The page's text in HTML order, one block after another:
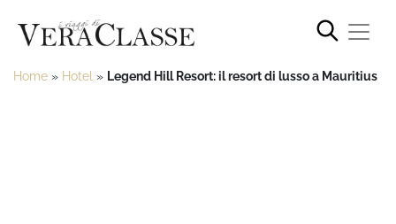
Home » Hotel » Legend Hill Resort: il resort di lusso a Mauritius